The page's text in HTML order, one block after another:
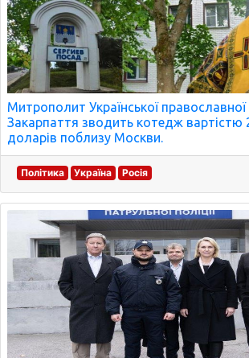
Митрополит Української православної
Закарпаття зводить котедж вартістю
доларів поблизу Москви.
Політика Україна Росія